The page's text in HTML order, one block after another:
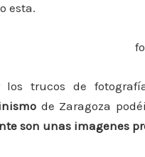
esta.
los trucos de
de Zaragoza
son unas imagenes